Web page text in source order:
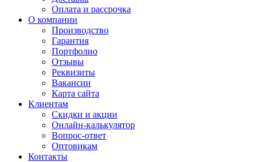
Оплата и рассрочка
О компании
Производство
Гарантия
Портфолио
Отзывы
Реквизиты
Вакансии
Карта сайта
Клиентам
Скидки и акции
Онлайн-калькулятор
Вопрос-ответ
Оптовикам
Контакты